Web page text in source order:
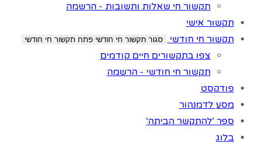
תקשור חי שאלות ותשובות - הרשמה
תקשור אישי
תקשור חי חודשי
סגור תקשור חי חודשי פתח תקשור חי חודשי
צפו בתקשורים חיים קודמים
תקשור חי חודשי - הרשמה
פודקסט
מסע לדמנהור
ספר 'להתקשר הביתה'
בלוג